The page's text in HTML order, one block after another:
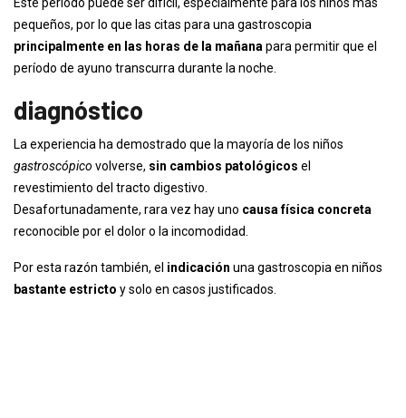
pequeños, por lo que las citas para una gastroscopia
principalmente en las horas de la mañana para permitir que el
período de ayuno transcurra durante la noche.
diagnóstico
La experiencia ha demostrado que la mayoría de los niños
gastroscópico volverse, sin cambios patológicos el
revestimiento del tracto digestivo.
Desafortunadamente, rara vez hay uno causa física concreta
reconocible por el dolor o la incomodidad.
Por esta razón también, el indicación una gastroscopia en niños
bastante estricto y solo en casos justificados.